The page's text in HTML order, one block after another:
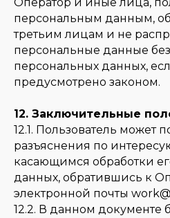
Оператор и иные лица,
персональным данным,
третьим лицам и не
персональные данные без
персональных данных,
предусмотрено законом.
12. Заключительные
12.1. Пользователь может
разъяснения по
касающимся обработки
данных, обратившись к
электронной почты
12.2. В данном документе